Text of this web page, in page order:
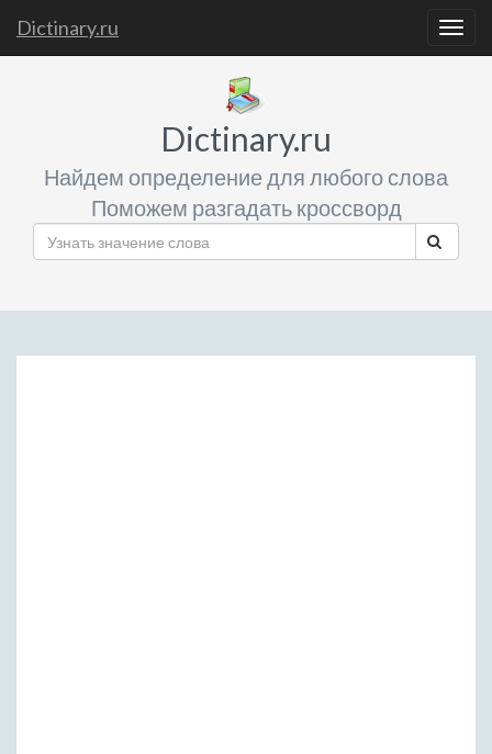
Dictinary.ru
Dictinary.ru
Найдем определение для любого слова
Поможем разгадать кроссворд